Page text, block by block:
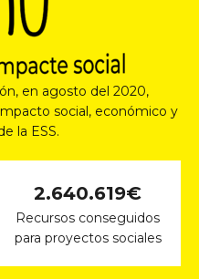
en agosto del 2020,
social, económico y
la ESS.
2.640.619€
Recursos conseguidos
para proyectos sociales